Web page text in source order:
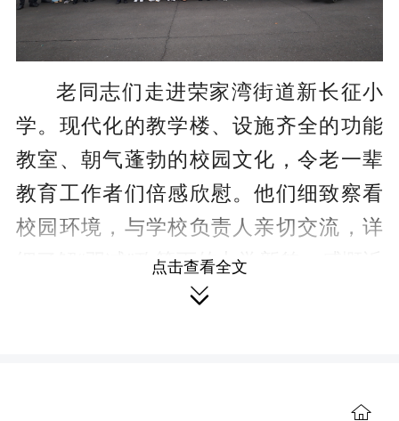
老同志们走进荣家湾街道新长征小
学。现代化的教学楼、设施齐全的功能
教室、朝气蓬勃的校园文化，令老一辈
教育工作者们倍感欣慰。他们细致察看
校园环境，与学校负责人亲切交流，详
细了解“双减”政策下的办学新貌，感慨近
年来我县教育事业的飞速发展。
点击查看全文
